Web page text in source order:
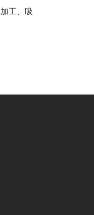
工、吸